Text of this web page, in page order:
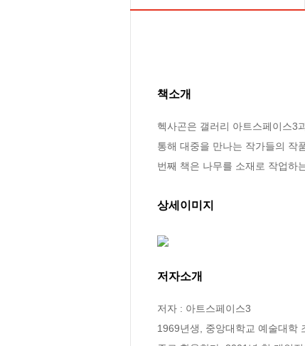
책소개
헥사곤은 갤러리 아트스페이스3
통해 대중을 만나는 작가들의 작
번째 책은 나무를 소재로 작업하
상세이미지
저자소개
저자 : 아트스페이스3
1969년생, 중앙대학교 예술대학